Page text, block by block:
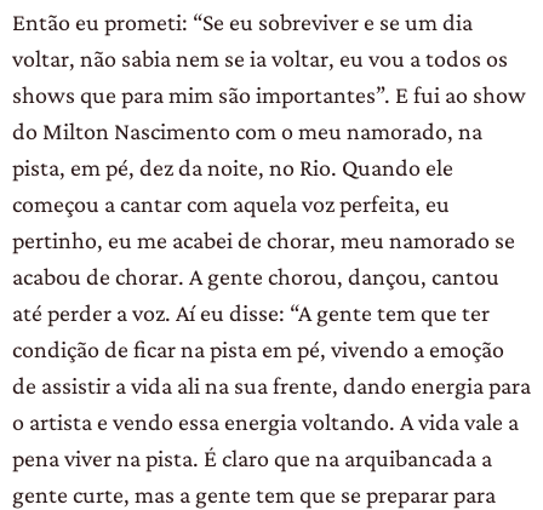
Então eu prometi: “Se eu sobreviver e se um dia
voltar, não sabia nem se ia voltar, eu vou a todos os
shows que para mim são importantes”. E fui ao show
do Milton Nascimento com o meu namorado, na
pista, em pé, dez da noite, no Rio. Quando ele
começou a cantar com aquela voz perfeita, eu
pertinho, eu me acabei de chorar, meu namorado se
acabou de chorar. A gente chorou, dançou, cantou
até perder a voz. Aí eu disse: “A gente tem que ter
condição de ficar na pista em pé, vivendo a emoção
de assistir a vida ali na sua frente, dando energia para
o artista e vendo essa energia voltando. A vida vale a
pena viver na pista. É claro que na arquibancada a
gente curte, mas a gente tem que se preparar para